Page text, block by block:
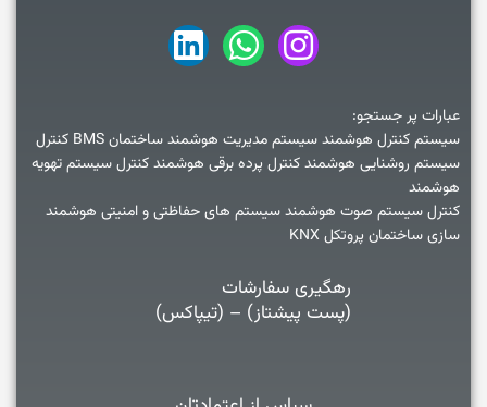
عبارات پر جستجو:
سیستم کنترل هوشمند سیستم مدیریت هوشمند ساختمان BMS کنترل
سیستم روشنایی هوشمند کنترل پرده برقی هوشمند کنترل سیستم تهویه
هوشمند
کنترل سیستم صوت هوشمند سیستم های حفاظتی و امنیتی هوشمند
سازی ساختمان پروتکل KNX
رهگیری سفارشات
(پست پیشتاز) – (تیپاکس)